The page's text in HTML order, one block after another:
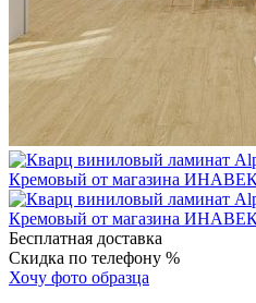
Бесплатная доставка
Скидка по телефону %
Хочу фото образца